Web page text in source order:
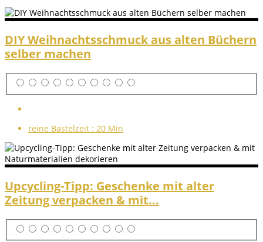
DIY Weihnachtsschmuck aus alten Büchern
selber machen
reine Bastelzeit : 20 Min
Upcycling-Tipp: Geschenke mit alter
Zeitung verpacken & mit...